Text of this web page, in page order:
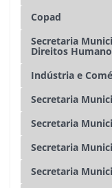
Copad
Secretaria
Direitos
Indústria e
Secretaria
Secretaria
Secretaria
Secretaria